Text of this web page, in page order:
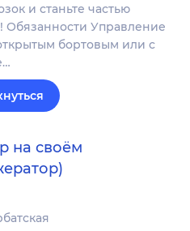
и станьте частью
Обязанности Управление
бортовым или с
на своём